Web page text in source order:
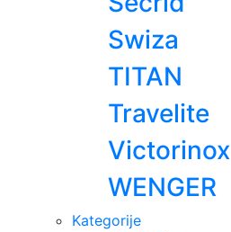
Swiza
TITAN
Travelite
Victorinox
WENGER
Kategorije